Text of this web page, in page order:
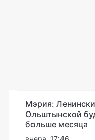
Мэрия:
Ольштынской
больше месяца